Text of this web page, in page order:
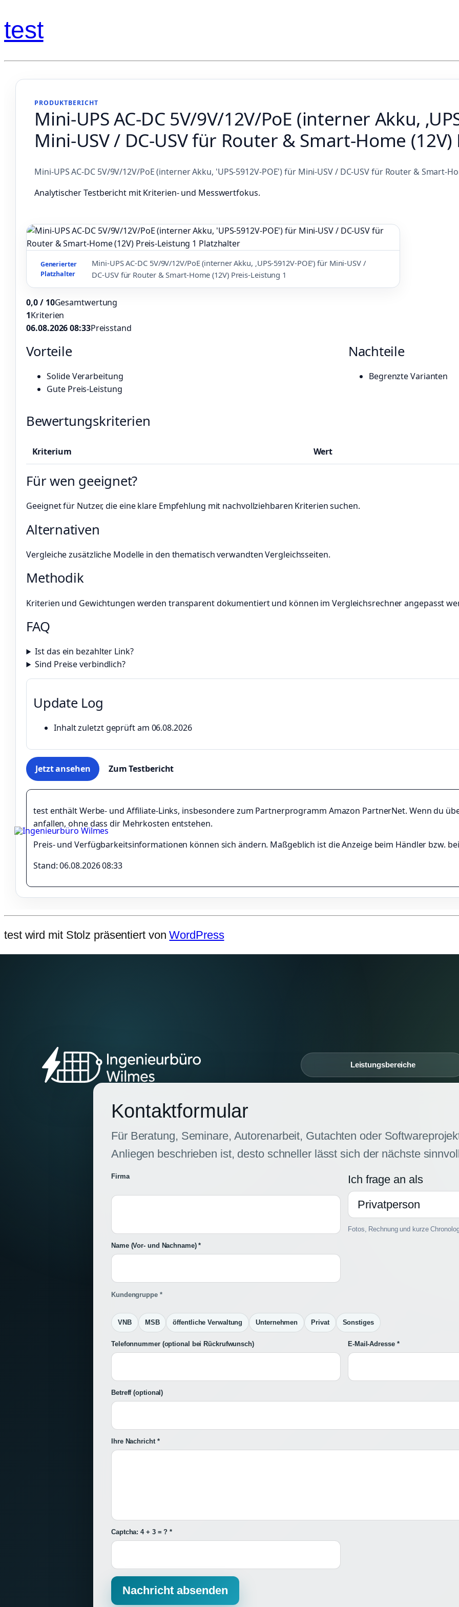
test
PRODUKTBERICHT
Mini‑UPS AC‑DC 5V/9V/12V/PoE (interner Akku,
Mini‑USV / DC‑USV für Router & Smart‑Home
Mini‑UPS AC‑DC 5V/9V/12V/PoE (interner Akku, 'UPS‑5912V‑POE') für Mini‑USV / DC‑USV für Router &
Analytischer Testbericht mit Kriterien- und Messwertfokus.
Generierter
Platzhalter
Mini‑UPS AC‑DC 5V/9V/12V/PoE (interner Akku, ‚UPS‑5912V‑POE‘) für Mini‑USV /
DC‑USV für Router & Smart‑Home (12V) Preis-Leistung 1
0,0 / 10Gesamtwertung
1Kriterien
06.08.2026 08:33Preisstand
Vorteile
Solide Verarbeitung
Gute Preis-Leistung
Nachteile
Begrenzte Varianten
Bewertungskriterien
Kriterium Wert
Für wen geeignet?
Geeignet für Nutzer, die eine klare Empfehlung mit nachvollziehbaren Kriterien suchen.
Alternativen
Vergleiche zusätzliche Modelle in den thematisch verwandten Vergleichsseiten.
Methodik
Kriterien und Gewichtungen werden transparent dokumentiert und können im Vergleichsrechner angepasst
FAQ
Ist das ein bezahlter Link?
Sind Preise verbindlich?
Update Log
Inhalt zuletzt geprüft am 06.08.2026
Jetzt ansehen Zum Testbericht
test enthält Werbe- und Affiliate-Links, insbesondere zum Partnerprogramm Amazon PartnerNet. Wenn du
anfallen, ohne dass dir Mehrkosten entstehen.
Preis- und Verfügbarkeitsinformationen können sich ändern. Maßgeblich ist die Anzeige beim Händler bzw.
Stand: 06.08.2026 08:33
test wird mit Stolz präsentiert vonWordPress
Leistungsbereiche
Kontaktformular
Für Beratung, Seminare, Autorenarbeit, Gutachten oder
Anliegen beschrieben ist, desto schneller lässt sich der nächste
Firma Ich frage an als
Fotos, Rechnung und kurze
Name (Vor- und Nachname) *
Kundengruppe *
VNB MSB öffentliche Verwaltung Unternehmen Privat Sonstiges
Telefonnummer (optional bei Rückrufwunsch) E-Mail-Adresse *
Betreff(optional)
Ihre Nachricht *
Captcha: 4 + 3 = ? *
Nachricht absenden